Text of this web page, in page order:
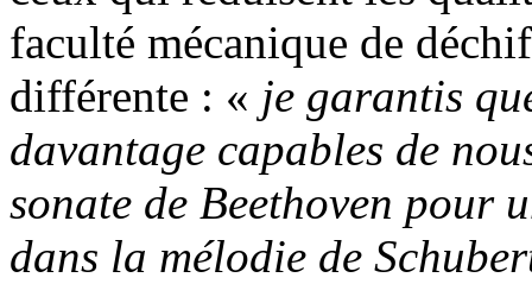
faculté mécanique de
différente : « je garantis
davantage capables de
sonate de Beethoven pour
dans la mélodie de